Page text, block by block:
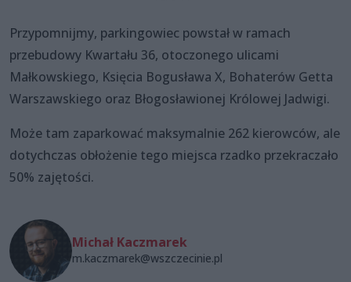
Przypomnijmy, parkingowiec powstał w ramach
przebudowy Kwartału 36, otoczonego ulicami
Małkowskiego, Księcia Bogusława X, Bohaterów Getta
Warszawskiego oraz Błogosławionej Królowej Jadwigi.
Może tam zaparkować maksymalnie 262 kierowców, ale
dotychczas obłożenie tego miejsca rzadko przekraczało
50% zajętości.
Michał Kaczmarek
m.kaczmarek@wszczecinie.pl